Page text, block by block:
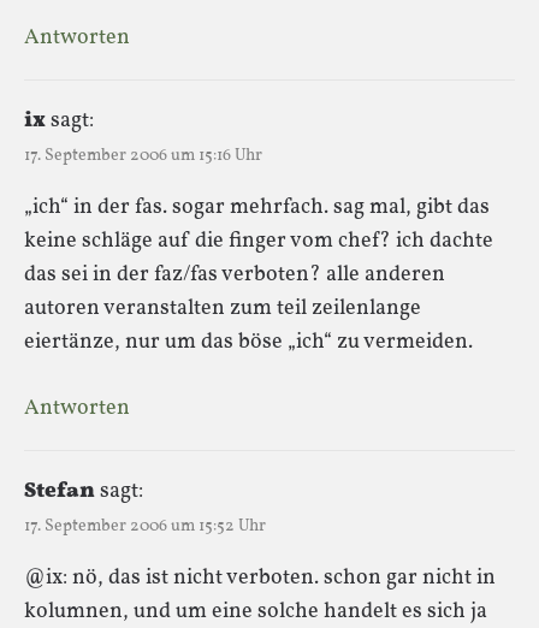
Antworten
ixsagt:
17. September 2006 um 15:16 Uhr
„ich“ in der fas. sogar mehrfach. sag mal, gibt das
keine schläge auf die finger vom chef? ich dachte
das sei in der faz/fas verboten? alle anderen
autoren veranstalten zum teil zeilenlange
eiertänze, nur um das böse „ich“ zu vermeiden.
Antworten
Stefansagt:
17. September 2006 um 15:52 Uhr
@ix: nö, das ist nicht verboten. schon gar nicht in
kolumnen, und um eine solche handelt es sich ja